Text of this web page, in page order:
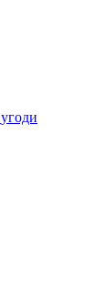
угоди